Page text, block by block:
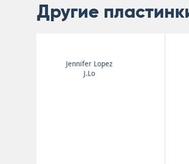
Другие
Lady Gaga